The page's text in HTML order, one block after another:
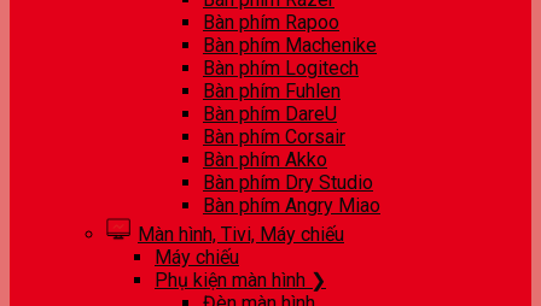
Bàn phím Rapoo
Bàn phím Machenike
Bàn phím Logitech
Bàn phím Fuhlen
Bàn phím DareU
Bàn phím Corsair
Bàn phím Akko
Bàn phím Dry Studio
Bàn phím Angry Miao
Màn hình, Tivi, Máy chiếu
Máy chiếu
Phụ kiện màn hình ❯